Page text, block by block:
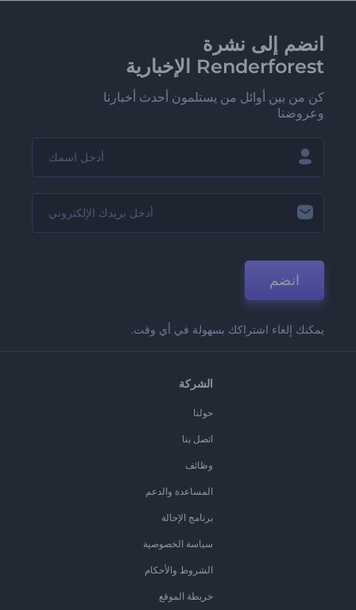
انضم إلى نشرة
Renderforest الإخبارية
كن من بين أوائل من يستلمون أحدث أخبارنا
وعروضنا
انضم
يمكنك إلغاء اشتراكك بسهولة في أي وقت.
الشركة
حولنا
اتصل بنا
وظائف
المساعدة والدعم
برنامج الإحالة
سياسة الخصوصية
الشروط والأحكام
خريطة الموقع